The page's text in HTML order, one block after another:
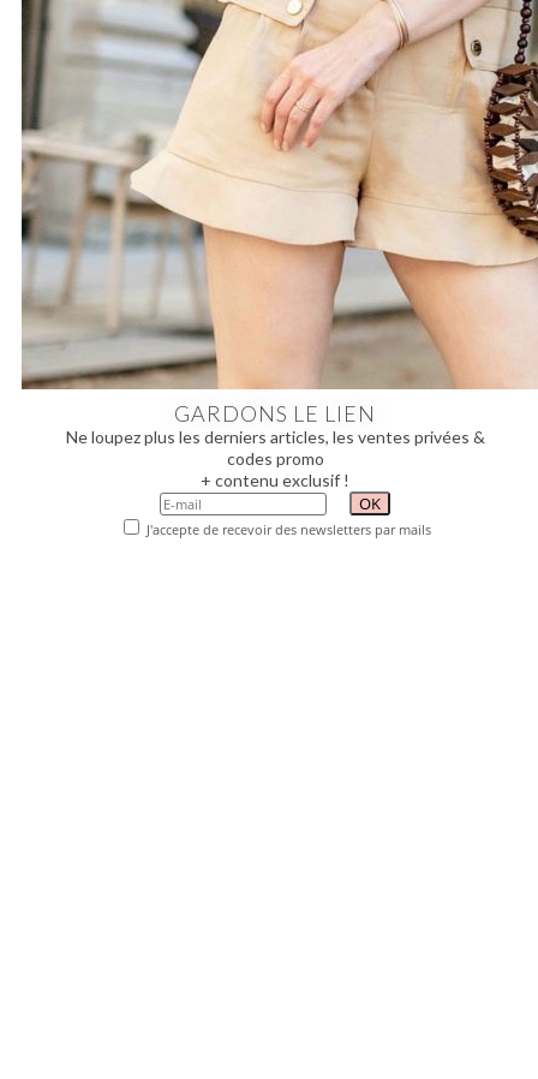
GARDONS LE LIEN
Ne loupez plus les derniers articles, les ventes privées &
codes promo
+ contenu exclusif !
J'accepte de recevoir des newsletters par mails